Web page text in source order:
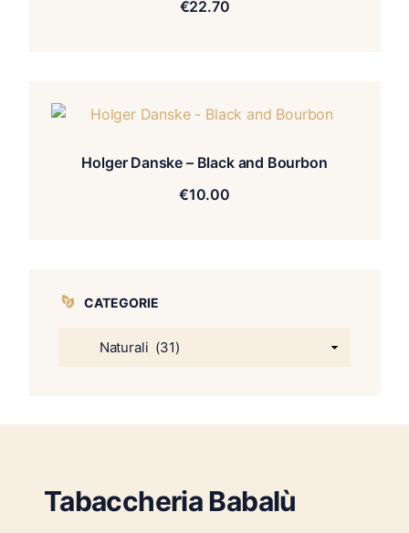
€22.70
Holger Danske – Black and Bourbon
€10.00
CATEGORIE
Tabaccheria Babalù